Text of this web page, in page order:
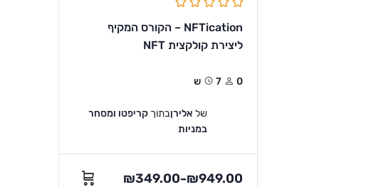
NFTication – הקורס המקיף
ליצירת קולקצית NFT
0 7ש
של אלירןבתוך קריפטו ומסחר
במניות
₪349.00–₪949.00